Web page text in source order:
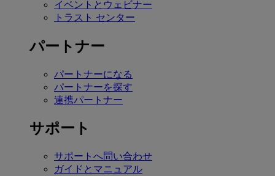
イベントとウェビナー
トラスト センター
パートナー
パートナーになる
パートナーを探す
連携パートナー
サポート
サポートへ問い合わせ
ガイドとマニュアル